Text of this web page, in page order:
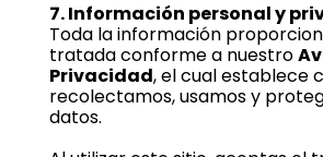
7. Información personal y
Toda la información
tratada conforme a nuestro
Privacidad, el cual establece
recolectamos, usamos y
datos.